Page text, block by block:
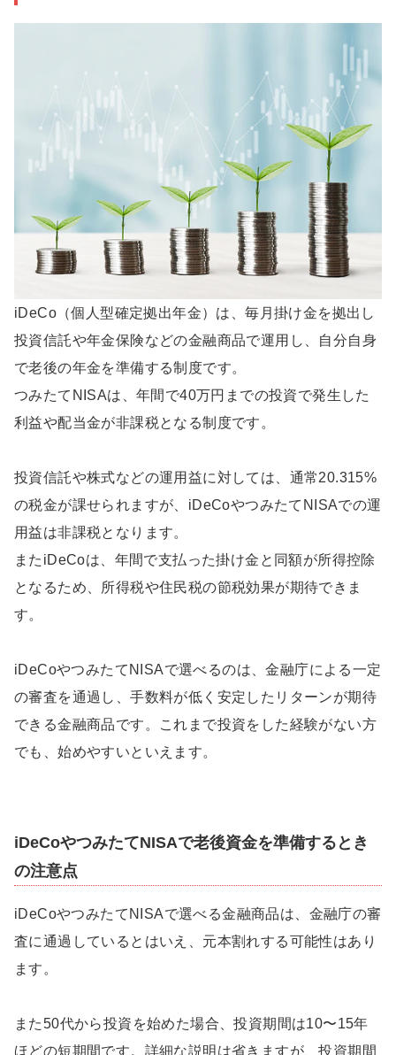
iDeCo（個人型確定拠出年金）は、毎月掛け金を拠出し
投資信託や年金保険などの金融商品で運用し、自分自身
で老後の年金を準備する制度です。
つみたてNISAは、年間で40万円までの投資で発生した
利益や配当金が非課税となる制度です。
投資信託や株式などの運用益に対しては、通常20.315%
の税金が課せられますが、iDeCoやつみたてNISAでの運
用益は非課税となります。
またiDeCoは、年間で支払った掛け金と同額が所得控除
となるため、所得税や住民税の節税効果が期待できま
す。
iDeCoやつみたてNISAで選べるのは、金融庁による一定
の審査を通過し、手数料が低く安定したリターンが期待
できる金融商品です。これまで投資をした経験がない方
でも、始めやすいといえます。
iDeCoやつみたてNISAで老後資金を準備するとき
の注意点
iDeCoやつみたてNISAで選べる金融商品は、金融庁の審
査に通過しているとはいえ、元本割れする可能性はあり
ます。
また50代から投資を始めた場合、投資期間は10〜15年
ほどの短期間です。詳細な説明は省きますが、投資期間